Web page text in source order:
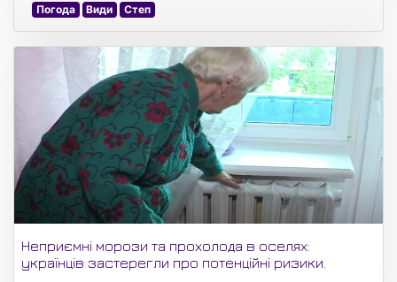
Погода Види Степ
Неприємні морози та прохолода в оселях:
українців застерегли про потенційні ризики.